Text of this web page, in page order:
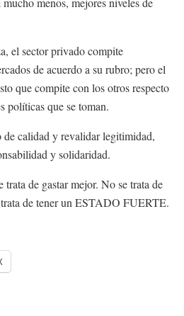
el sector privado compite
de acuerdo a su rubro; pero el
que compite con los otros respecto
políticas que se toman.
de calidad y revalidar legitimidad,
y solidaridad.
trata de gastar mejor. No se trata de
de tener un ESTADO FUERTE.